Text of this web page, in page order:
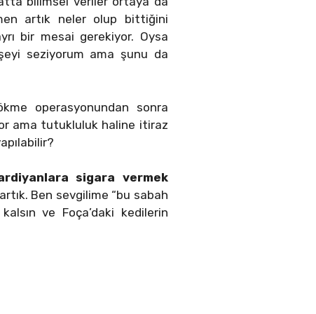
artık neler olup bittiğini
bir mesai gerekiyor. Oysa
seziyorum ama şunu da
operasyonundan sonra
ama tutukluluk haline itiraz
sigara vermek
Ben sevgilime “bu sabah
ve Foça’daki kedilerin